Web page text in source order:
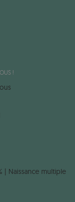
!
| Naissance multiple